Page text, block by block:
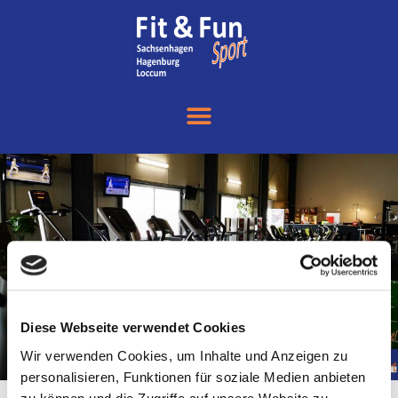
Diese Webseite verwendet Cookies
Wir verwenden Cookies, um Inhalte und Anzeigen zu
personalisieren, Funktionen für soziale Medien anbieten